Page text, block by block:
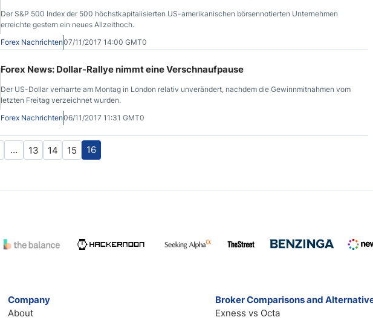
Der S&P 500 Index der 500 höchstkapitalisierten US-amerikanischen börsennotierten Unternehmen
erreichte gestern ein neues Allzeithoch.
Forex Nachrichten07/11/2017 14:00 GMT0
Forex News: Dollar-Rallye nimmt eine Verschnaufpause
Der US-Dollar verharrte am Montag in London relativ unverändert, nachdem die Gewinnmitnahmen vom
letzten Freitag verzeichnet wurden.
Forex Nachrichten06/11/2017 11:31 GMT0
… 13 14 15 16
Company
About
Broker Comparisons and
Exness vs Octa